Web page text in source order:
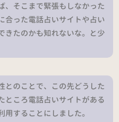
、そこまで緊張もしなかった
合った電話占いサイトや占い
きたのかも知れないな。と少
とのことで、この先どうした
ところ電話占いサイトがある
用することにしました。